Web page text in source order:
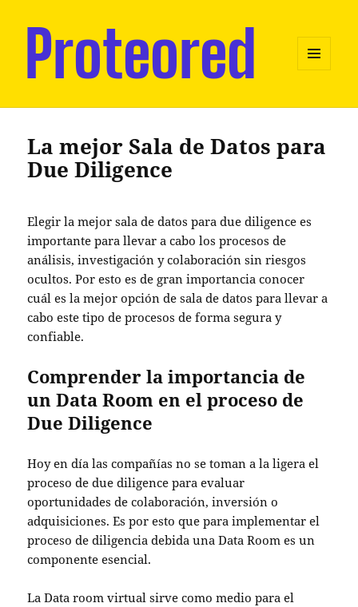
La mejor Sala de Datos para
Due Diligence
Elegir lamejor sala de datos para due diligence es
importante para llevar a cabo los procesos de
análisis, investigación y colaboración sin riesgos
ocultos. Por esto es de gran importancia conocer
cuál es la mejor opción de sala de datos para llevar a
cabo este tipo de procesos de forma segura y
confiable.
Comprender la importancia de
un Data Room en el proceso de
Due Diligence
Hoy en día las compañías no se toman a la ligera el
proceso dedue diligence para evaluar
oportunidades de colaboración, inversión o
adquisiciones. Es por esto que para implementar el
proceso de diligencia debida unaData Room es un
componente esencial.
LaData room virtual sirve como medio para el